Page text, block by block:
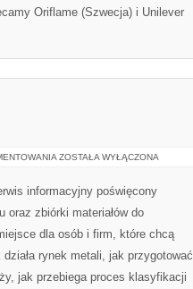
Oriflame (Szwecja) i Unilever
ZIELONE
ZOSTAŁA WYŁĄCZONA
informacyjny poświęcony
oraz zbiórki materiałów do
dla osób i firm, które chcą
działa rynek metali, jak przygotować
jak przebiega proces klasyfikacji